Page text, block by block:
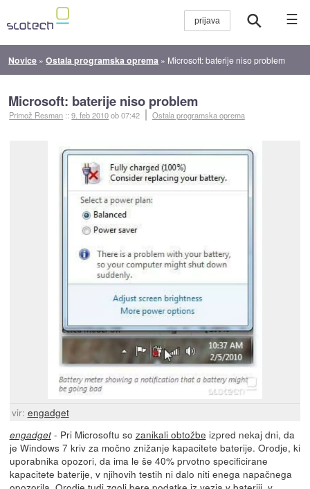
☰
Novice »Ostala programska oprema » Microsoft: baterije niso problem
Microsoft: baterije niso problem
Primož Resman ::9. feb 2010ob 07:42 Ostala programska oprema
vir: engadget
engadget- Pri Microsoftu so zanikali obtožbe izpred nekaj dni, da
je Windows 7 kriv za močno znižanje kapacitete baterije. Orodje, ki
uporabnika opozori, da ima le še 40% prvotno specificirane
kapacitete baterije, v njihovih testih ni dalo niti enega napačnega